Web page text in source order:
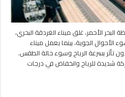
الأحوال
الجوية
اليوم
مغلقة
الأحمر، غلق ميناء الغردقة البحري،
الأحوال الجوية، بينما يعمل ميناء
تأثر بسرعة الرياح وسوء حالة الطقس.
شديدة للرياح وانخفاض في درجات